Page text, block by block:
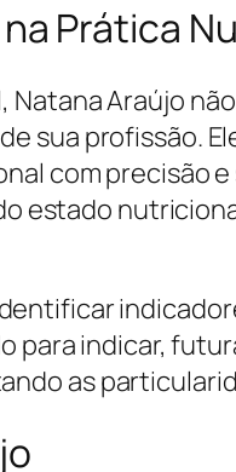
Prática
Natana Araújo
sua profissão.
com precisão
estado
para indicar,
as